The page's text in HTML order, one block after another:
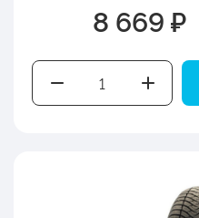
8 669 ₽